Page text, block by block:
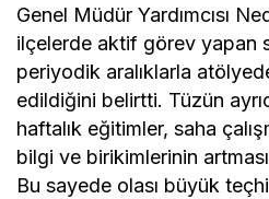
Genel Müdür Yardımcısı
ilçelerde aktif görev yapan
periyodik aralıklarla
edildiğini belirtti. Tüzün
haftalık eğitimler, saha
bilgi ve birikimlerinin
Bu sayede olası büyük